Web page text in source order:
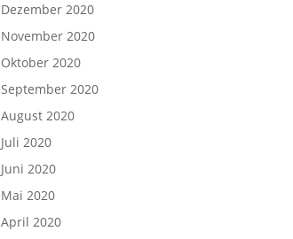
Dezember 2020
November 2020
Oktober 2020
September 2020
August 2020
Juli 2020
Juni 2020
Mai 2020
April 2020